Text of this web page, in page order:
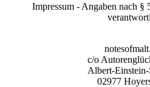
Impressum - Angaben nach
c/o
Albert-Einstein-
02977